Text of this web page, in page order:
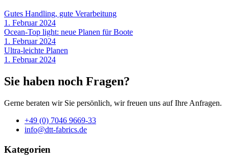
Gutes Handling, gute Verarbeitung
1. Februar 2024
Ocean-Top light: neue Planen für Boote
1. Februar 2024
Ultra-leichte Planen
1. Februar 2024
Sie haben noch Fragen?
Gerne beraten wir Sie persönlich, wir freuen uns auf Ihre Anfragen.
+49 (0) 7046 9669-33
info@dtt-fabrics.de
Kategorien